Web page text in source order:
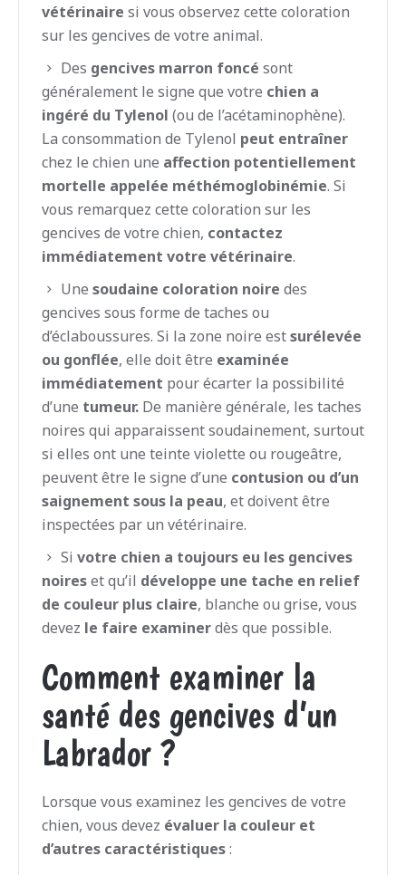
vétérinaire si vous observez cette coloration
sur les gencives de votre animal.
Des gencives marron foncé sont
généralement le signe que votre chien a
ingéré du Tylenol (ou de l’acétaminophène).
La consommation de Tylenol peut entraîner
chez le chien une affection potentiellement
mortelle appelée méthémoglobinémie. Si
vous remarquez cette coloration sur les
gencives de votre chien, contactez
immédiatement votre vétérinaire.
Une soudaine coloration noire des
gencives sous forme de taches ou
d’éclaboussures. Si la zone noire estsurélevée
ou gonflée, elle doit être examinée
immédiatement pour écarter la possibilité
d’une tumeur. De manière générale, les taches
noires qui apparaissent soudainement, surtout
si elles ont une teinte violette ou rougeâtre,
peuvent être le signe d’une contusion ou d’un
saignement sous la peau, et doivent être
inspectées par un vétérinaire.
Si votre chien a toujours eu les gencives
noireset qu’il développe une tache en relief
de couleur plus claire, blanche ou grise, vous
devez le faire examinerdès que possible.
Comment examiner la
santé des gencives d’un
Labrador ?
Lorsque vous examinez les gencives de votre
chien, vous devez évaluer la couleur et
d’autres caractéristiques: